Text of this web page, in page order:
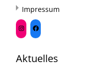
Impressum
Aktuelles